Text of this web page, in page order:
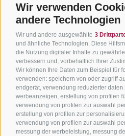
Wir verwenden
andere Technologien
Wir und andere ausgewählte 3
und ähnliche Technologien. Diese
die Nutzung digitaler Inhalte zu
verbessern und, vorbehaltlich Ihrer
Wir können Ihre Daten zum Beispiel für
verwenden: speichern von oder zugriff
endgerät, verwendung reduzierter daten
werbeanzeigen, erstellung von profilen
verwendung von profilen zur auswahl
erstellung von profilen zur
verwendung von profilen zur auswahl
messung der werbeleistung, messung